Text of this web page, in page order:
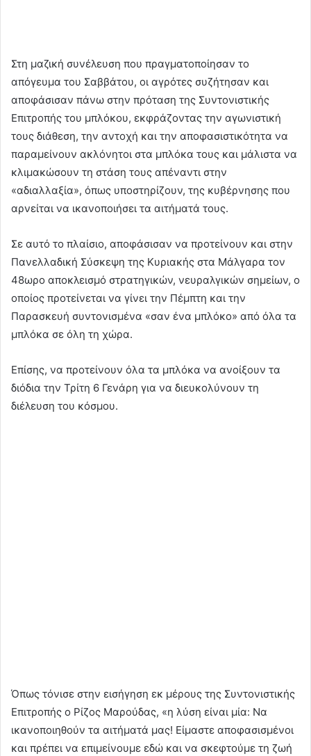
Στη μαζική συνέλευση που πραγματοποίησαν το
απόγευμα του Σαββάτου, οι αγρότες συζήτησαν και
αποφάσισαν πάνω στην πρόταση της Συντονιστικής
Επιτροπής του μπλόκου, εκφράζοντας την αγωνιστική
τους διάθεση, την αντοχή και την αποφασιστικότητα να
παραμείνουν ακλόνητοι στα μπλόκα τους και μάλιστα να
κλιμακώσουν τη στάση τους απέναντι στην
«αδιαλλαξία», όπως υποστηρίζουν, της κυβέρνησης που
αρνείται να ικανοποιήσει τα αιτήματά τους.
Σε αυτό το πλαίσιο, αποφάσισαν να προτείνουν και στην
Πανελλαδική Σύσκεψη της Κυριακής στα Μάλγαρα τον
48ωρο αποκλεισμό στρατηγικών, νευραλγικών σημείων, ο
οποίος προτείνεται να γίνει την Πέμπτη και την
Παρασκευή συντονισμένα «σαν ένα μπλόκο» από όλα τα
μπλόκα σε όλη τη χώρα.
Επίσης, να προτείνουν όλα τα μπλόκα να ανοίξουν τα
διόδια την Τρίτη 6 Γενάρη για να διευκολύνουν τη
διέλευση του κόσμου.
Όπως τόνισε στην εισήγηση εκ μέρους της Συντονιστικής
Επιτροπής ο Ρίζος Μαρούδας, «η λύση είναι μία: Να
ικανοποιηθούν τα αιτήματά μας! Είμαστε αποφασισμένοι
και πρέπει να επιμείνουμε εδώ και να σκεφτούμε τη ζωή